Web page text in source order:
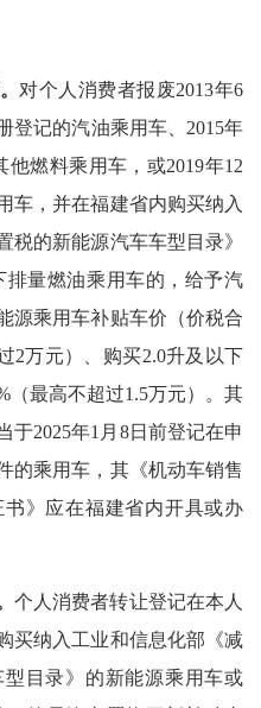
对个人消费者报废2013年6
登记的汽油乘用车、2015年
燃料乘用车，或2019年12
车，并在福建省内购买纳入
税的新能源汽车车型目录》
排量燃油乘用车的，给予汽
源乘用车补贴车价（价税合
2万元）、购买2.0升及以下
（最高不超过1.5万元）。其
于2025年1月8日前登记在申
的乘用车，其《机动车销售
》应在福建省内开具或办
个人消费者转让登记在本人
买纳入工业和信息化部《减
目录》的新能源乘用车或